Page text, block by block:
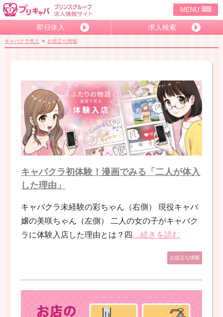
MENU
即日体入 求人検索
キャバクラ求人 お役立ち情報
キャバクラ初体験！漫画でみる「二人が体入
した理由」
キャバクラ未経験の彩ちゃん（右側） 現役キャバ
嬢の美咲ちゃん（左側） 二人の女の子がキャバク
ラに体験入店した理由とは？四 …続きを読む
お役立ち情報